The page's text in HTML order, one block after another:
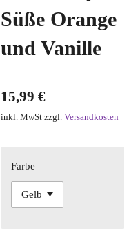
Süße Orange
und Vanille
15,99 €
inkl. MwSt zzgl. Versandkosten
Farbe